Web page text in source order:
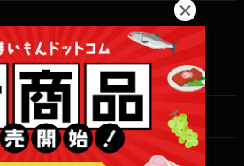
ご利用規約
特定商取引法に基づく表記